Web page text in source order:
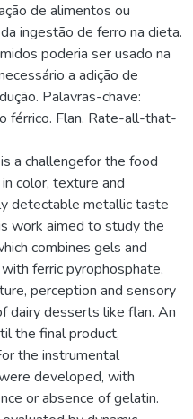
de alimentos ou
ingestão de ferro na dieta.
poderia ser usado na
a adição de
Palavras-chave:
férrico. Flan. Rate-all-that-
a challengefor the food
color, texture and
detectable metallic taste
work aimed to study the
combines gels and
ferric pyrophosphate,
perception and sensory
dairy desserts like flan. An
the final product,
the instrumental
developed, with
or absence of gelatin.